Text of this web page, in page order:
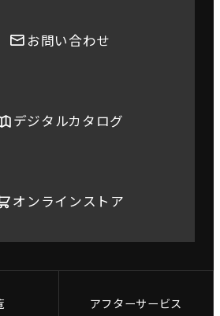
お問い合わせ
デジタルカタログ
オンラインストア
アフターサービス